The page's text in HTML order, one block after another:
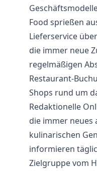
Food sprießen
Lieferservice
die immer neue
regelmäßigen
Restaurant-
Shops rund um
Redaktionelle
die immer neues
kulinarischen
informieren
Zielgruppe vom